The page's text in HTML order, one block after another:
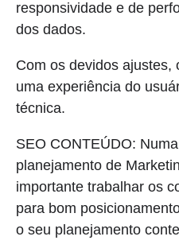
responsividade e de
dos dados.
Com os devidos ajustes,
uma experiência do
técnica.
SEO CONTEÚDO:
planejamento de
importante trabalhar os
para bom
o seu planejamento